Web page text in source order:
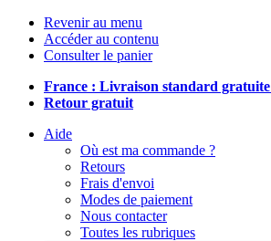
Revenir au menu
Accéder au contenu
Consulter le panier
France : Livraison standard gratuite
Retour gratuit
Aide
Où est ma commande ?
Retours
Frais d'envoi
Modes de paiement
Nous contacter
Toutes les rubriques